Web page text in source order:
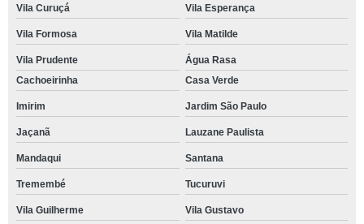
Vila Curuçá Vila Esperança
Vila Formosa Vila Matilde
Vila Prudente
Água Rasa
Cachoeirinha
Casa Verde
Imirim Jardim São Paulo
Jaçanã Lauzane Paulista
Mandaqui Santana
Tremembé Tucuruvi
Vila Guilherme Vila Gustavo